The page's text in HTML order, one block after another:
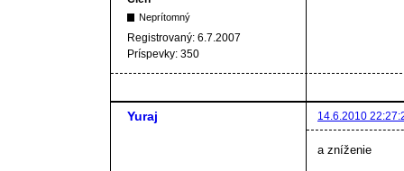
Neprítomný
Registrovaný: 6.7.2007
Príspevky: 350
Yuraj 14.6.2010
a zníženie